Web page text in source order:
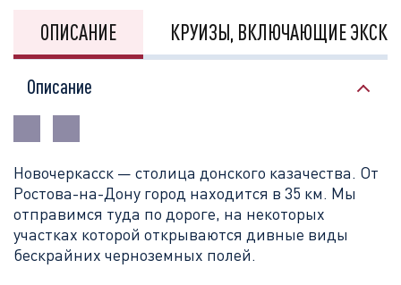
ОПИСАНИЕ КРУИЗЫ, ВКЛЮЧАЮЩИЕ
Описание
Новочеркасск — столица донского казачества. От
Ростова-на-Дону город находится в 35 км. Мы
отправимся туда по дороге, на некоторых
участках которой открываются дивные виды
бескрайних черноземных полей.